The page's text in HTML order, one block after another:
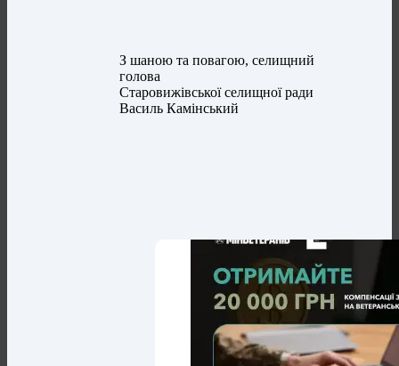
З шаною та повагою, селищний
голова
Старовижівської селищної ради
Василь Камінський